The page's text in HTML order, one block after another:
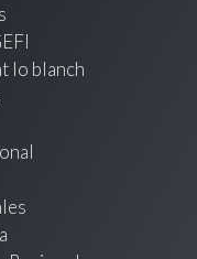
lo blanch